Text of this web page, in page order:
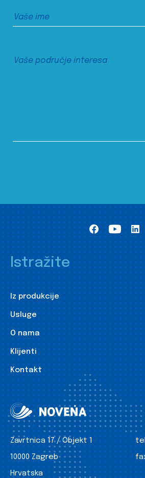
Istražite
Iz produkcije
Usluge
O nama
Klijenti
Kontakt
Zavrtnica 17 / Objekt 1
10000 Zagreb
Hrvatska